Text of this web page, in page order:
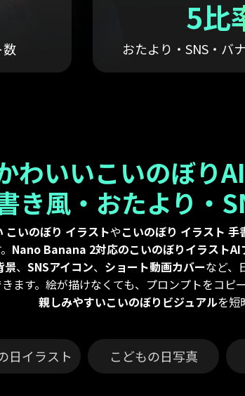
数
5比
おたより・SNS・バ
わいいこいのぼり
き風・おたより・
こいのぼり イラストやこいのぼり イラスト 手
Nano Banana 2対応のこいのぼりイラストAI
景、 SNSアイコン、 ショート動画カバーなど、
ます。絵が描けなくても、プロンプトをコピ
親しみやすいこいのぼりビジュアルを短
日イラスト こどもの日写真